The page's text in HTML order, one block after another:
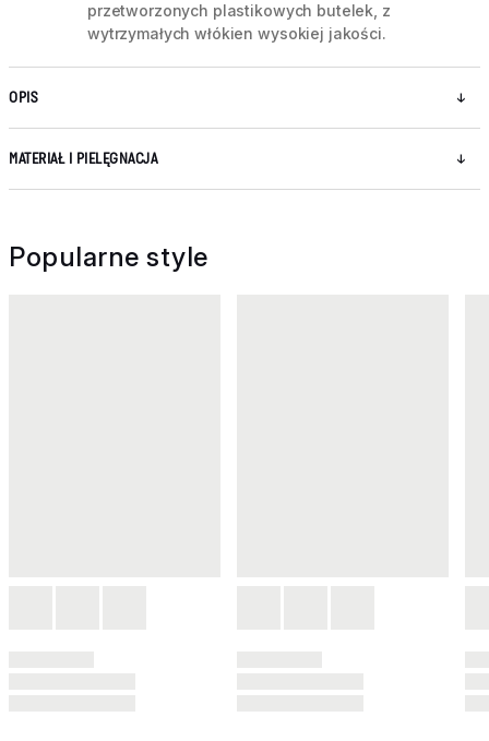
przetworzonych plastikowych butelek, z
wytrzymałych włókien wysokiej jakości.
OPIS
MATERIAŁ I PIELĘGNACJA
Popularne style